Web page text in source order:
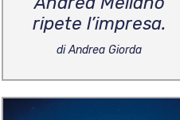
ripete l’impresa.
di Andrea Giorda